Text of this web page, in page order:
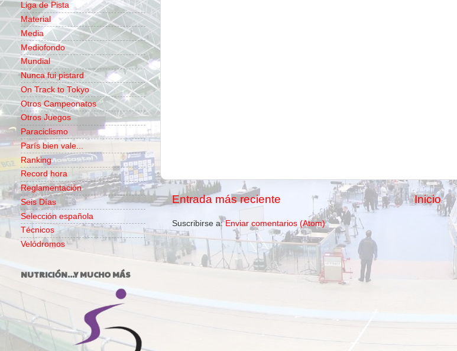
Entrada más reciente Inicio
Suscribirse a:Enviar comentarios (Atom)
Liga de Pista
Material
Media
Mediofondo
Mundial
Nunca fui pistard
On Track to Tokyo
Otros Campeonatos
Otros Juegos
Paraciclismo
París bien vale...
Ranking
Record hora
Reglamentación
Seis Días
Selección española
Técnicos
Velódromos
NUTRICIÓN...Y MUCHO MÁS